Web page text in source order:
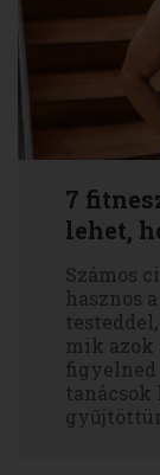
7
lehet,
Számos
hasznos
mik azok
figyelned
tanácsok